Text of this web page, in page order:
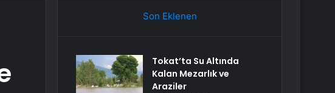
Son Eklenen
Tokat’ta Su Altında
Kalan Mezarlık ve
Araziler